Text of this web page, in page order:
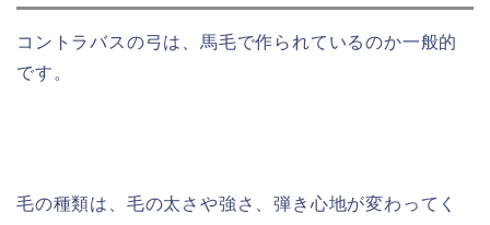
コントラバスの弓は、馬毛で作られているのか一般的
です。
毛の種類は、毛の太さや強さ、弾き心地が変わってく